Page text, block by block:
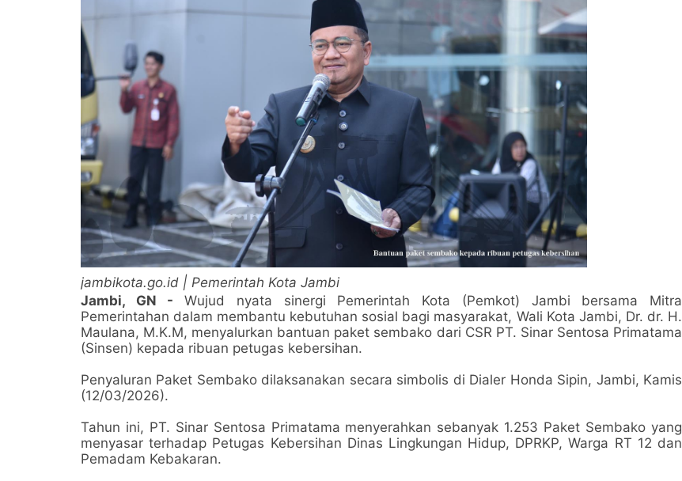
jambikota.go.id | Pemerintah Kota Jambi
Jambi, GN -Wujud nyata sinergi Pemerintah Kota (Pemkot) Jambi bersama Mitra
Pemerintahan dalam membantu kebutuhan sosial bagi masyarakat, Wali Kota Jambi, Dr. dr. H.
Maulana, M.K.M, menyalurkan bantuan paket sembako dari CSR PT. Sinar Sentosa Primatama
(Sinsen) kepada ribuan petugas kebersihan.
Penyaluran Paket Sembako dilaksanakan secara simbolis di Dialer Honda Sipin, Jambi, Kamis
(12/03/2026).
Tahun ini, PT. Sinar Sentosa Primatama menyerahkan sebanyak 1.253 Paket Sembako yang
menyasar terhadap Petugas Kebersihan Dinas Lingkungan Hidup, DPRKP, Warga RT 12 dan
Pemadam Kebakaran.